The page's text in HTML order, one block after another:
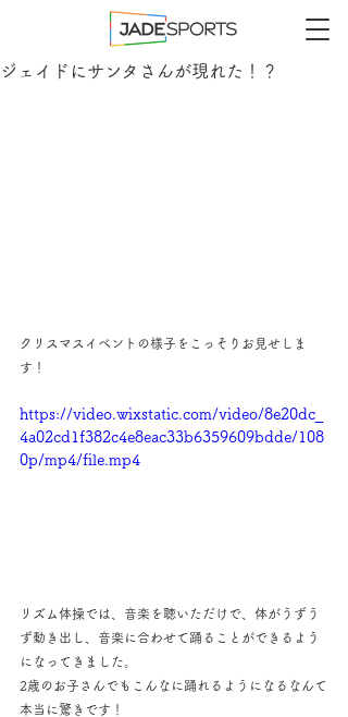
ジェイドにサンタさんが現れた！？
クリスマスイベントの様子をこっそりお見せしま
す！
https://video.wixstatic.com/video/8e20dc_
4a02cd1f382c4e8eac33b6359609bdde/108
0p/mp4/file.mp4
リズム体操では、音楽を聴いただけで、体がうずう
ず動き出し、音楽に合わせて踊ることができるよう
になってきました。
2歳のお子さんでもこんなに踊れるようになるなんて
本当に驚きです！